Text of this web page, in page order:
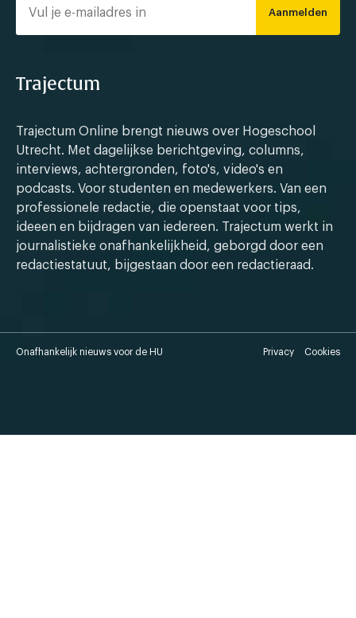
Aanmelden
Trajectum
Trajectum Online brengt nieuws over Hogeschool
Utrecht. Met dagelijkse berichtgeving, columns,
interviews, achtergronden, foto's, video's en
podcasts. Voor studenten en medewerkers. Van een
professionele redactie, die openstaat voor tips,
ideeen en bijdragen van iedereen. Trajectum werkt in
journalistieke onafhankelijkheid, geborgd door een
redactiestatuut, bijgestaan door een redactieraad.
Onafhankelijk nieuws voor de HU Privacy Cookies